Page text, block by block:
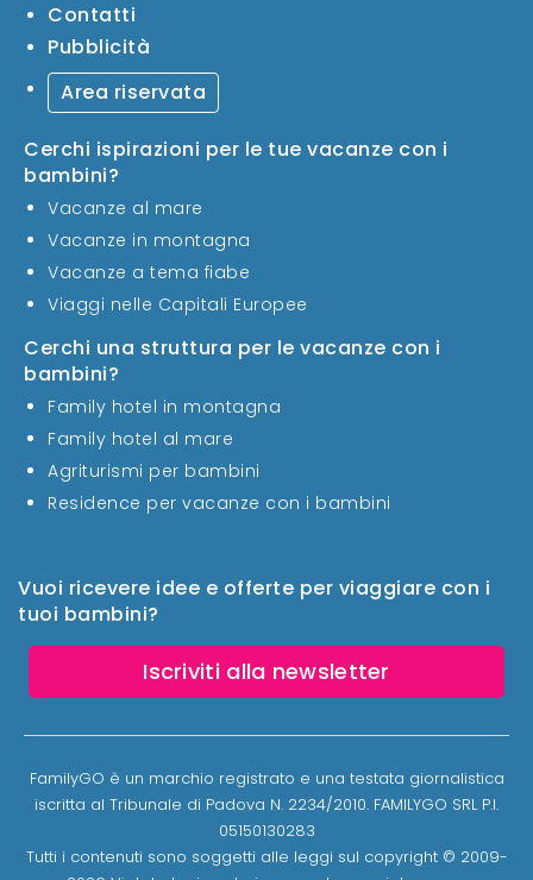
Vuoi ricevere idee e offerte per viaggiare con i
tuoi bambini?
Iscriviti alla newsletter
Contatti
Pubblicità
Area riservata
Cerchi ispirazioni per le tue vacanze con i
bambini?
Vacanze al mare
Vacanze in montagna
Vacanze a tema fiabe
Viaggi nelle Capitali Europee
Cerchi una struttura per le vacanze con i
bambini?
Family hotel in montagna
Family hotel al mare
Agriturismi per bambini
Residence per vacanze con i bambini
FamilyGO è un marchio registrato e una testata giornalistica
iscritta al Tribunale di Padova N. 2234/2010. FAMILYGO SRL P.I.
05150130283
Tutti i contenuti sono soggetti alle leggi sul copyright © 2009-